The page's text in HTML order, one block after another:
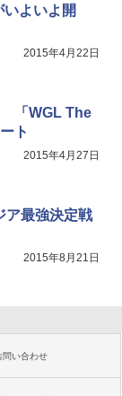
よいよ開
2015年4月22日
「WGL The
ト
2015年4月27日
ア最強決定戦
2015年8月21日
問い合わせ